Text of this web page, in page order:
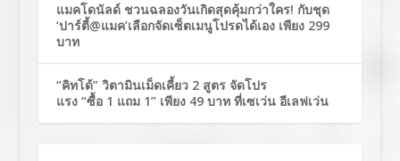
แมคโดนัลด์ ชวนฉลองวันเกิดสุดคุ้มกว่าใคร! กับชุด
‘ปาร์ตี้@แมค’เลือกจัดเซ็ตเมนูโปรดได้เอง เพียง 299
บาท
“คิทโด้” วิตามินเม็ดเคี้ยว 2 สูตร จัดโปร
แรง “ซื้อ 1 แถม 1” เพียง 49 บาท ที่เซเว่น อีเลฟเว่น